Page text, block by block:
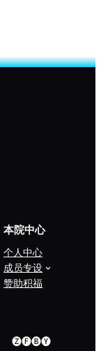
本院中心
个人中心
成员专设
赞助积福
🅩🅕🅑🅨